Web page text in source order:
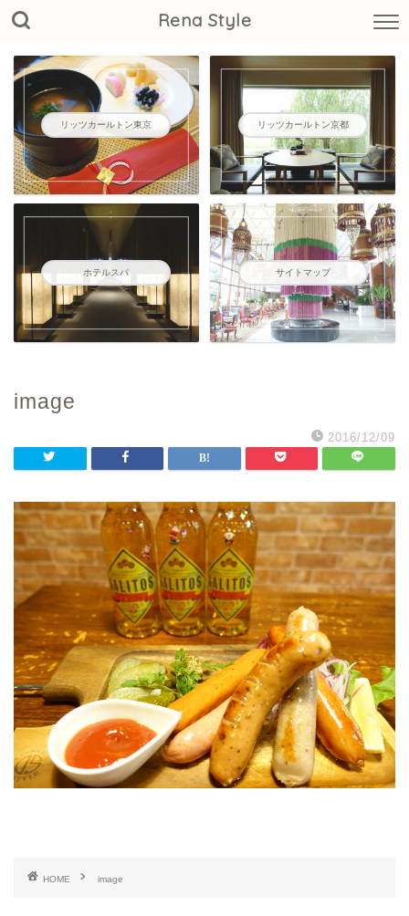
Rena Style
リッツカールトン東京 リッツカールトン京都
ホテルスパ サイトマップ
image
2016/12/09
HOME image